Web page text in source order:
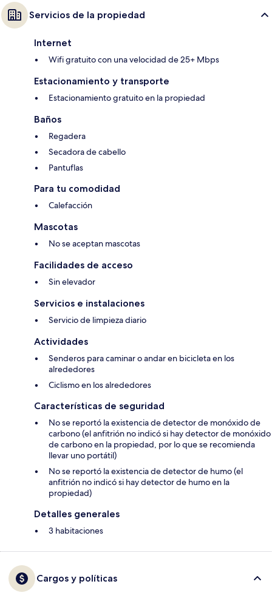
Servicios de la propiedad
Internet
Wifi gratuito con una velocidad de 25+ Mbps
Estacionamiento y transporte
Estacionamiento gratuito en la propiedad
Baños
Regadera
Secadora de cabello
Pantuflas
Para tu comodidad
Calefacción
Mascotas
No se aceptan mascotas
Facilidades de acceso
Sin elevador
Servicios e instalaciones
Servicio de limpieza diario
Actividades
Senderos para caminar o andar en bicicleta en los
alrededores
Ciclismo en los alrededores
Características de seguridad
No se reportó la existencia de detector de monóxido de
carbono (el anfitrión no indicó si hay detector de monóxido
de carbono en la propiedad, por lo que se recomienda
llevar uno portátil)
No se reportó la existencia de detector de humo (el
anfitrión no indicó si hay detector de humo en la
propiedad)
Detalles generales
3 habitaciones
Cargos y políticas